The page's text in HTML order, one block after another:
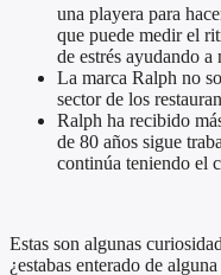
una playera para
que puede medir el
de estrés ayudando
La marca Ralph no
sector de los
Ralph ha recibido
de 80 años sigue
continúa teniendo el
Estas son algunas
¿estabas enterado de